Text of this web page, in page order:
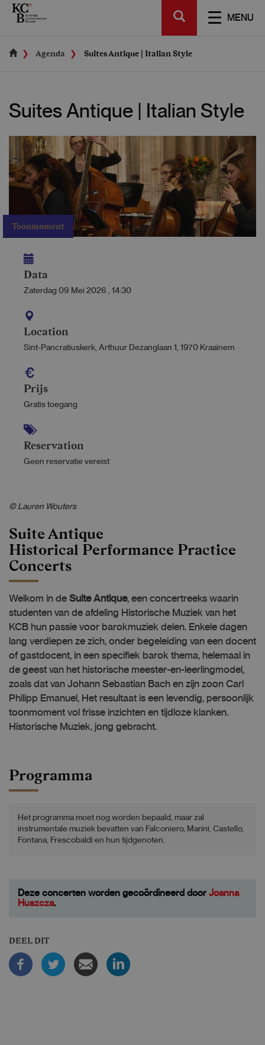
Skip
MENU
SEARCH
Agenda Suites Antique | Italian Style
Suites Antique | Italian Style
Toonmoment
Data
Zaterdag 09 Mei 2026 , 14:30
Location
Sint-Pancratiuskerk, Arthuur Dezanglaan 1, 1970 Kraainem
Prijs
Gratis toegang
Reservation
Geen reservatie vereist
© Lauren Wouters
Suite Antique
Historical Performance Practice
Concerts
Welkom in de Suite Antique, een concertreeks waarin
studenten van de afdeling Historische Muziek van het
KCB hun passie voor barokmuziek delen. Enkele dagen
lang verdiepen ze zich, onder begeleiding van een docent
of gastdocent, in een specifiek barok thema, helemaal in
de geest van het historische meester-en-leerlingmodel,
zoals dat van Johann Sebastian Bach en zijn zoon Carl
Philipp Emanuel, Het resultaat is een levendig, persoonlijk
toonmoment vol frisse inzichten en tijdloze klanken.
Historische Muziek, jong gebracht.
Programma
Het programma moet nog worden bepaald, maar zal
instrumentale muziek bevatten van Falconiero, Marini, Castello,
Fontana, Frescobaldi en hun tijdgenoten.
Deze concerten worden gecoördineerd door Joanna
Huszcza.
DEEL DIT